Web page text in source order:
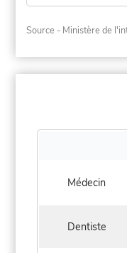
Source - Ministère de
Médecin
Dentiste